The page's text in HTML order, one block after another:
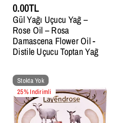
Gül Yağı Uçucu Yağ –
Rose Oil – Rosa
Damascena Flower Oil -
Distile Uçucu Toptan Yağ
0.00TL
Stokta Yok
25% Indirimli